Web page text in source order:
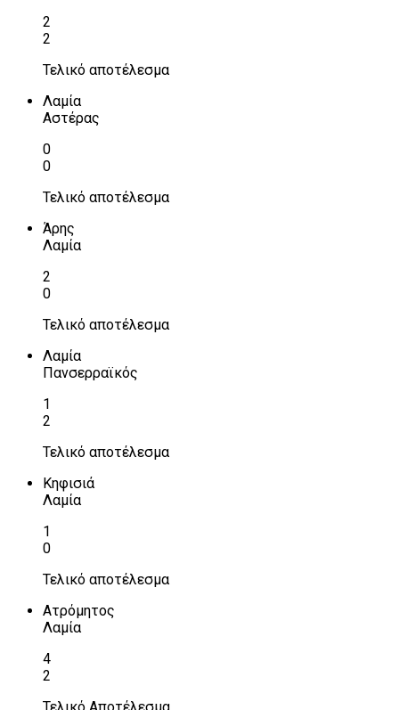
2
2
Τελικό αποτέλεσμα
Λαμία
Αστέρας
0
0
Τελικό αποτέλεσμα
Άρης
Λαμία
2
0
Τελικό αποτέλεσμα
Λαμία
Πανσερραϊκός
1
2
Τελικό αποτέλεσμα
Κηφισιά
Λαμία
1
0
Τελικό αποτέλεσμα
Ατρόμητος
Λαμία
4
2